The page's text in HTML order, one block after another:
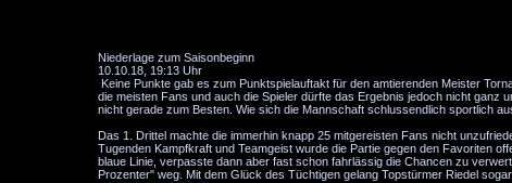
Niederlage zum Saisonbeginn
10.10.18, 19:13 Uhr
Keine Punkte gab es zum Punktspielauftakt für den amtierenden Meister
die meisten Fans und auch die Spieler dürfte das Ergebnis jedoch nicht ganz
nicht gerade zum Besten. Wie sich die Mannschaft schlussendlich sportlich
Das 1. Drittel machte die immerhin knapp 25 mitgereisten Fans nicht
Tugenden Kampfkraft und Teamgeist wurde die Partie gegen den Favoriten
blaue Linie, verpasste dann aber fast schon fahrlässig die Chancen zu
Prozenter" weg. Mit dem Glück des Tüchtigen gelang Topstürmer Riedel